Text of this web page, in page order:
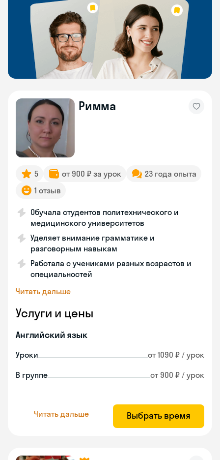
Римма
5 от 900 ₽ за урок
23 года опыта
1 отзыв
Обучала студентов политехнического и
медицинского университетов
Уделяет внимание грамматике и
разговорным навыкам
Работала с учениками разных возрастов и
специальностей
Читать дальше
Услуги и цены
Английский язык
Уроки от 1090 ₽ / урок
В группе от 900 ₽ / урок
Читать дальше Выбрать время